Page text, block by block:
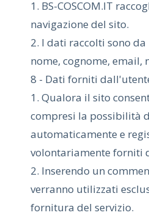
1. BS-COSCOM.IT
navigazione del sito.
2. I dati raccolti sono da
nome, cognome,
8 - Dati forniti
1. Qualora il sito
compresi la possibilità
automaticamente e
volontariamente forniti
2. Inserendo un
verranno utilizzati
fornitura del servizio.